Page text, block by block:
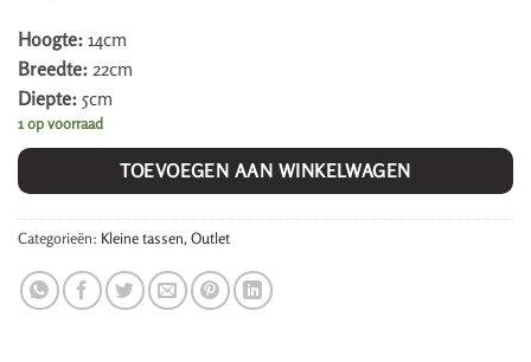
Hoogte: 14cm
Breedte: 22cm
Diepte: 5cm
1 op voorraad
TOEVOEGEN AAN WINKELWAGEN
Categorieën: Kleine tassen, Outlet